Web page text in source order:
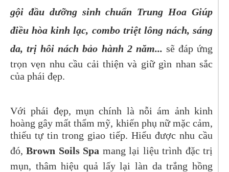
gội đầu dưỡng sinh chuẩn Trung Hoa Giúp
điều hòa kinh lạc, combo triệt lông nách, sáng
da, trị hôi nách bảo hành 2 năm... sẽ đáp ứng
trọn vẹn nhu cầu cải thiện và giữ gìn nhan sắc
của phái đẹp.
Với phái đẹp, mụn chính là nỗi ám ảnh kinh
hoàng gây mất thẩm mỹ, khiến phụ nữ mặc cảm,
thiếu tự tin trong giao tiếp. Hiểu được nhu cầu
đó,Brown Soils Spa mang lại liệu trình đặc trị
mụn, thâm hiệu quả lấy lại làn da trắng hồng